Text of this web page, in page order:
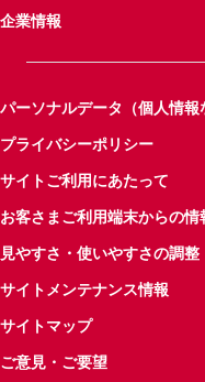
企業情報
パーソナルデータ（個人情報
プライバシーポリシー
サイトご利用にあたって
お客さまご利用端末からの
見やすさ・使いやすさの調整
サイトメンテナンス情報
サイトマップ
ご意見・ご要望